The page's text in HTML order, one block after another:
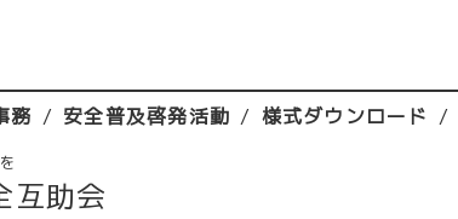
務 安全普及啓発活動 様式ダウンロード
互助会